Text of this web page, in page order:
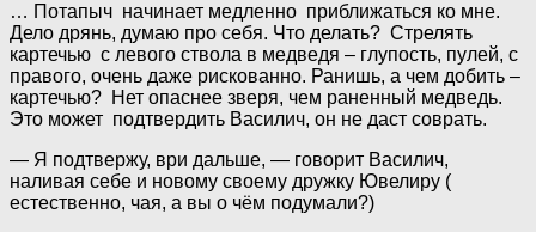
… Потапыч начинает медленно приближаться ко мне.
Дело дрянь, думаю про себя. Что делать? Стрелять
картечью с левого ствола в медведя – глупость, пулей, с
правого, очень даже рискованно. Ранишь, а чем добить –
картечью? Нет опаснее зверя, чем раненный медведь.
Это может подтвердить Василич, он не даст соврать.
— Я подтвержу, ври дальше, — говорит Василич,
наливая себе и новому своему дружку Ювелиру (
естественно, чая, а вы о чём подумали?)